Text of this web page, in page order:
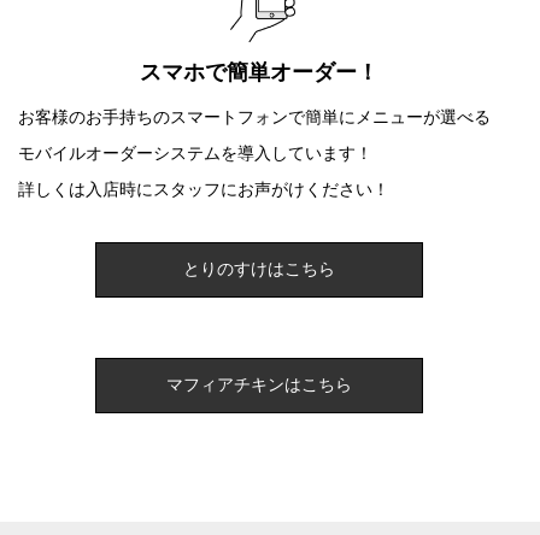
スマホで簡単オーダー！
お客様のお手持ちのスマートフォンで簡単にメニューが選べる
モバイルオーダーシステムを導入しています！
詳しくは入店時にスタッフにお声がけください！
とりのすけはこちら
マフィアチキンはこちら